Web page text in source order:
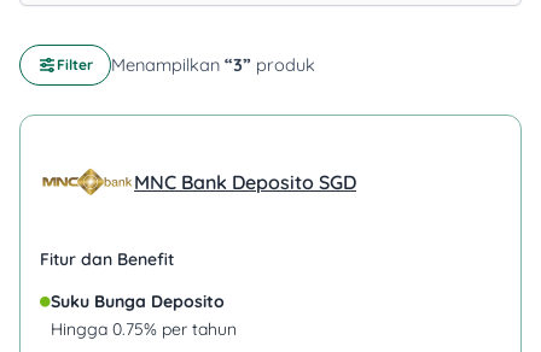
Filter Menampilkan “3” produk
MNC Bank Deposito SGD
Fitur dan Benefit
Suku Bunga Deposito
Hingga 0.75% per tahun